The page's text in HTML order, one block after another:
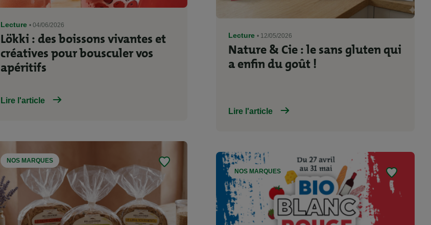
Lecture • 04/06/2026
Lökki : des boissons vivantes et
créatives pour bousculer vos
apéritifs
Lire l'article
Lecture • 12/05/2026
Nature & Cie : le sans gluten qui
a enfin du goût !
Lire l'article
NOS MARQUES
NOS MARQUES